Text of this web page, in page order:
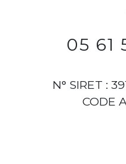
05 61
N° SIRET :
CODE